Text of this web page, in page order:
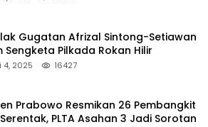
Gugatan Afrizal Sintong-Setiawan
Sengketa Pilkada Rokan Hilir
4, 2025 16427
Prabowo Resmikan 26 Pembangkit
PLTA Asahan 3 Jadi Sorotan